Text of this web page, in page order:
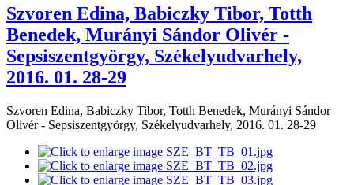
Szvoren Edina, Babiczky Tibor, Totth
Benedek, Murányi Sándor Olivér -
Sepsiszentgyörgy, Székelyudvarhely,
2016. 01. 28-29
Szvoren Edina, Babiczky Tibor, Totth Benedek, Murányi Sándor
Olivér - Sepsiszentgyörgy, Székelyudvarhely, 2016. 01. 28-29